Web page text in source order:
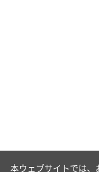
本ウェブサイトでは